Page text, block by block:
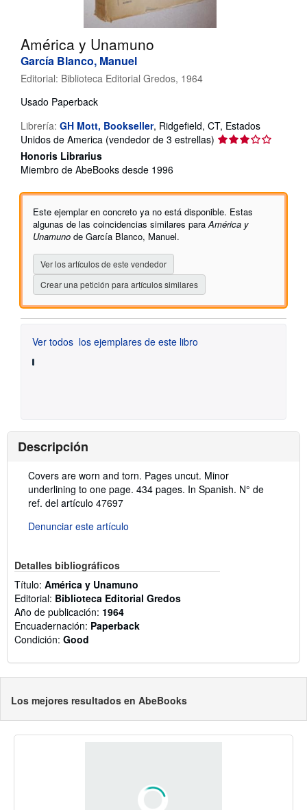
CERRAR
América y Unamuno
García Blanco, Manuel
Editorial: Biblioteca Editorial Gredos, 1964
Usado Paperback
Librería: GH Mott, Bookseller, Ridgefield, CT, Estados
Unidos de America (vendedor de 3 estrellas) Calificación
de
5
estrellas
Honoris Librarius
Miembro de AbeBooks desde 1996
Este ejemplar en concreto ya no está disponible. Estas
algunas de las coincidencias similares paraAmérica y
Unamuno de García Blanco, Manuel.
Ver los artículos de este vendedor
Crear una petición para artículos similares
Ver todos los ejemplares de este libro
Descripción
Descripción:
Covers are worn and torn. Pages uncut. Minor
underlining to one page. 434 pages. In Spanish. N° de
ref. del artículo 47697
Denunciar este artículo
Detalles bibliográficos
Título: América y Unamuno
Editorial: Biblioteca Editorial Gredos
Año de publicación: 1964
Encuadernación: Paperback
Condición: Good
Los mejores resultados en AbeBooks